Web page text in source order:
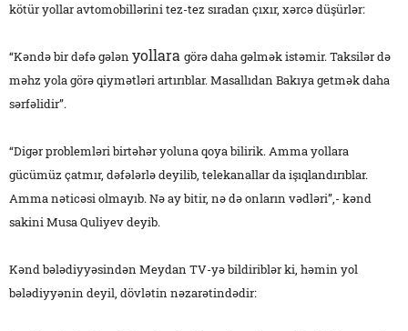
kötür yollar avtomobillərini tez-tez sıradan çıxır, xərcə düşürlər:
“Kəndə bir dəfə gələn yollara görə daha gəlmək istəmir. Taksilər də
məhz yola görə qiymətləri artırıblar. Masallıdan Bakıya getmək daha
sərfəlidir”.
“Digər problemləri birtəhər yoluna qoya bilirik. Amma yollara
gücümüz çatmır, dəfələrlə deyilib, telekanallar da işıqlandırıblar.
Amma nəticəsi olmayıb. Nə ay bitir, nə də onların vədləri”,- kənd
sakini Musa Quliyev deyib.
Kənd bələdiyyəsindən Meydan TV-yə bildiriblər ki, həmin yol
bələdiyyənin deyil, dövlətin nəzarətindədir: